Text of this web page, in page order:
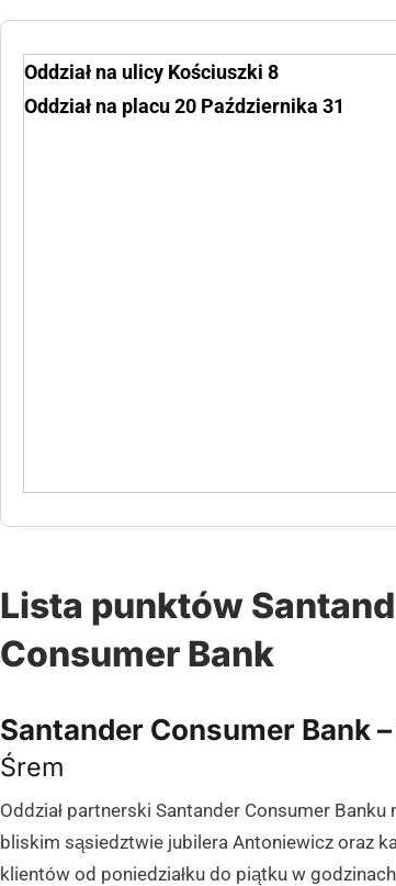
Oddział na ulicy Kościuszki 8
Oddział na placu 20 Października 31
Lista punktów
Consumer Bank
Santander Consumer Bank
Śrem
Oddział partnerski Santander Consumer
bliskim sąsiedztwie jubilera Antoniewicz oraz
klientów od poniedziałku do piątku w